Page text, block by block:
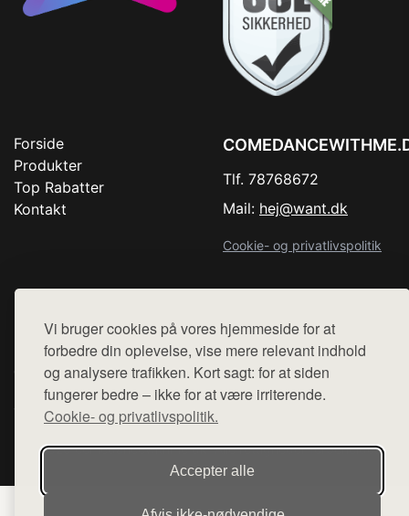
Vi bruger cookies på vores hjemmeside for at
forbedre din oplevelse, vise mere relevant indhold
og analysere trafikken. Kort sagt: for at siden
fungerer bedre – ikke for at være irriterende.
Cookie- og privatlivspolitik.
Accepter alle
Forside
Produkter
Top Rabatter
Kontakt
Tlf. 78768672
Mail: hej@want.dk
Cookie- og privatlivspolitik
Denne side er en del af want.dk, der udgiver en række
hjemmesider med præsentation af forskellige produkter fra
diverse webshops. Der sælges ikke varer fra denne side - vi
henviser til de shops, som sælger varen. Vi har heller ikke
varerne på lager.
© 2026 comedancewithme.dk. Alle rettigheder forbeholdes.